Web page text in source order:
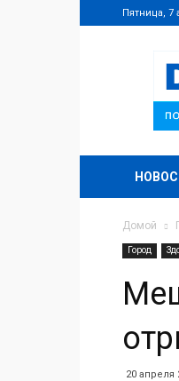
Пятница, 7
Домой
Город
20 апреля